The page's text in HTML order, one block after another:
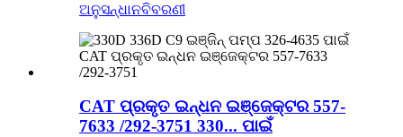
ଅନୁସନ୍ଧାନବିବରଣୀ
CAT ପ୍ରକୃତ ଇନ୍ଧନ ଇଞ୍ଜେକ୍ଟର 557-
7633 /292-3751 330... ପାଇଁ